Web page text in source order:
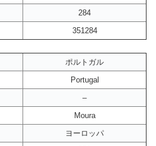
284
351284
ポルトガル
Portugal
–
Moura
ヨーロッパ